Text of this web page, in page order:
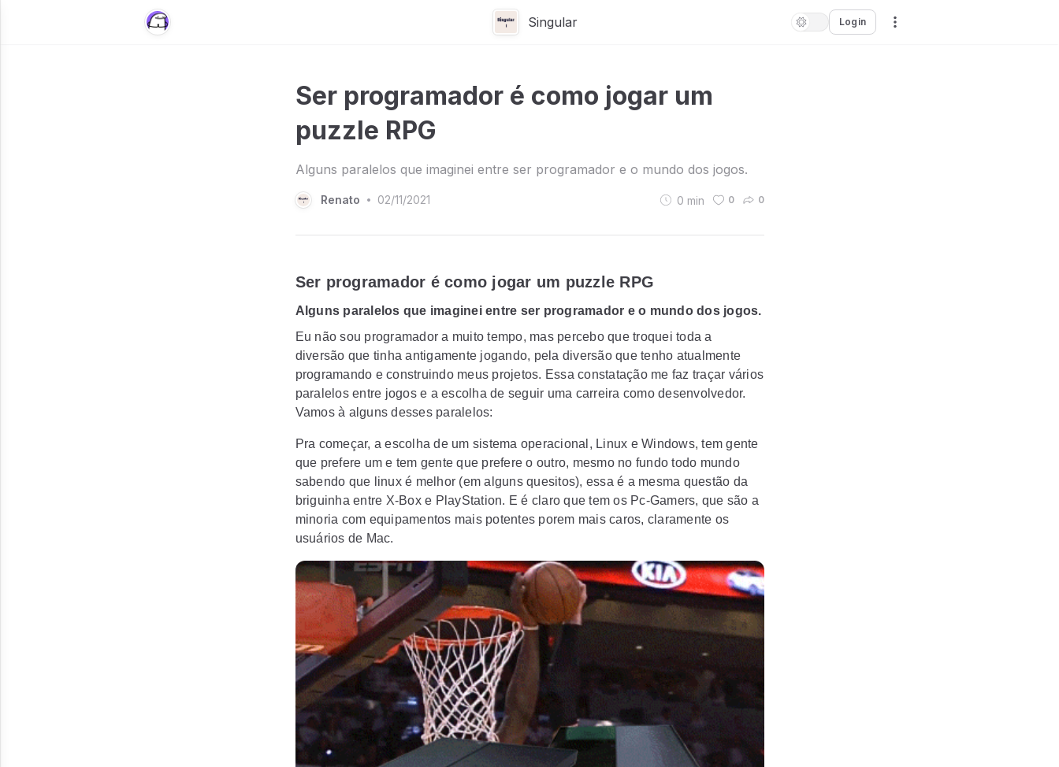
Singular Login
Ser programador é como jogar um
puzzle RPG
Alguns paralelos que imaginei entre ser programador e o mundo dos jogos.
Renato • 02/11/2021 0 min 0 0
Ser programador é como jogar um puzzle RPG
Alguns paralelos que imaginei entre ser programador e o mundo dos jogos.
Eu não sou programador a muito tempo, mas percebo que troquei toda a
diversão que tinha antigamente jogando, pela diversão que tenho atualmente
programando e construindo meus projetos. Essa constatação me faz traçar vários
paralelos entre jogos e a escolha de seguir uma carreira como desenvolvedor.
Vamos à alguns desses paralelos:
Pra começar, a escolha de um sistema operacional, Linux e Windows, tem gente
que prefere um e tem gente que prefere o outro, mesmo no fundo todo mundo
sabendo que linux é melhor (em alguns quesitos), essa é a mesma questão da
briguinha entre X-Box e PlayStation. E é claro que tem os Pc-Gamers, que são a
minoria com equipamentos mais potentes porem mais caros, claramente os
usuários de Mac.